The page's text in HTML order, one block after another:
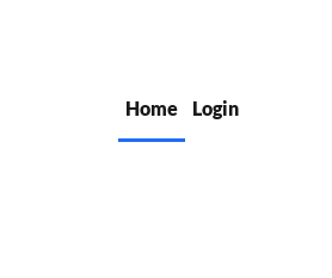
Home
Login